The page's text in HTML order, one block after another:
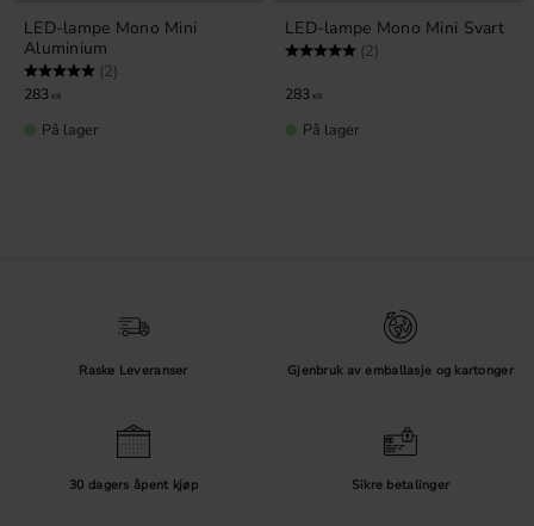
LED-lampe Mono Mini
Aluminium
Karakter: (2)
283 KR
På lager
LED-lampe Mono Mini Svart
Karakter: (2)
283 KR
På lager
Raske Leveranser Gjenbruk av emballasje og kartonger
30 dagers åpent kjøp Sikre betalinger